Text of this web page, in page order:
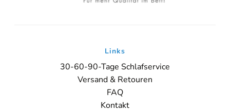
Links
30-60-90-Tage Schlafservice
Versand & Retouren
FAQ
Kontakt